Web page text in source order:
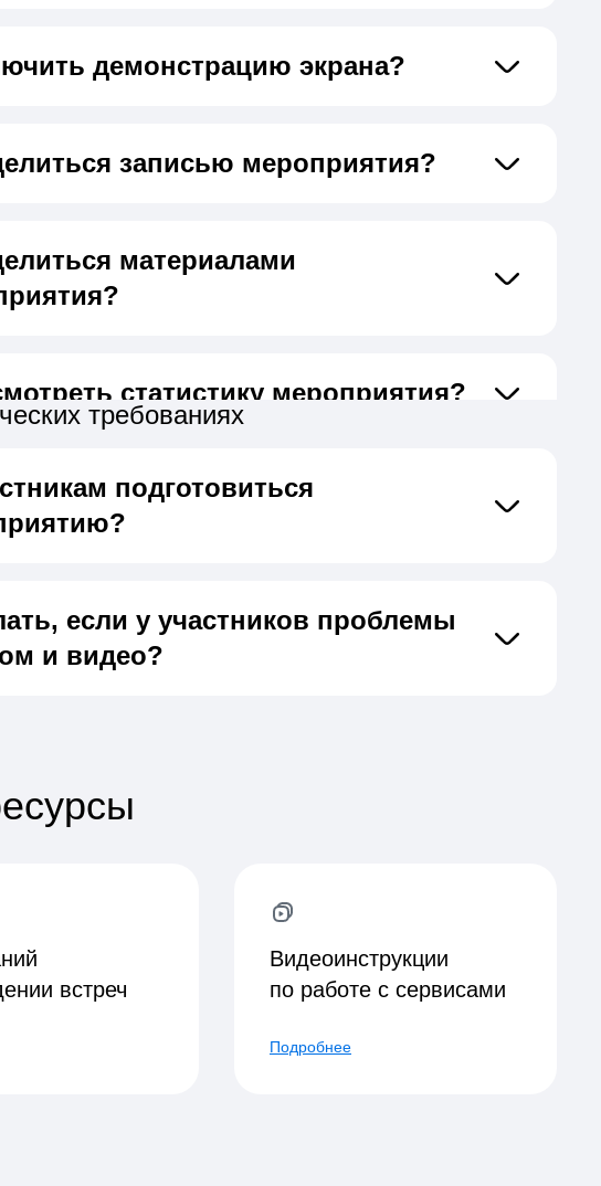
демонстрацию экрана?
записью мероприятия?
материалами
статистику мероприятия?
подготовиться
если у участников проблемы
и видео?
требованиях
встреч
Видеоинструкции
по работе с сервисами
Подробнее